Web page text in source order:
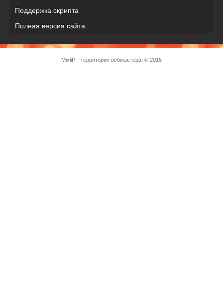
Поддержка скрипта
Полная версия сайта
MixliP - Территория вебмастера! © 2015